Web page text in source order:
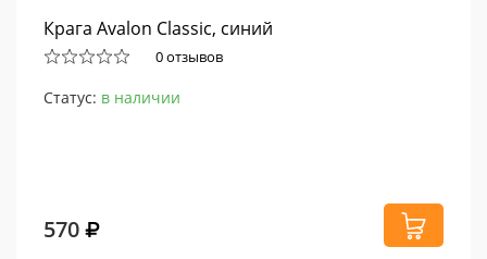
Крага Avalon Classic, синий
0 отзывов
Статус: в наличии
570